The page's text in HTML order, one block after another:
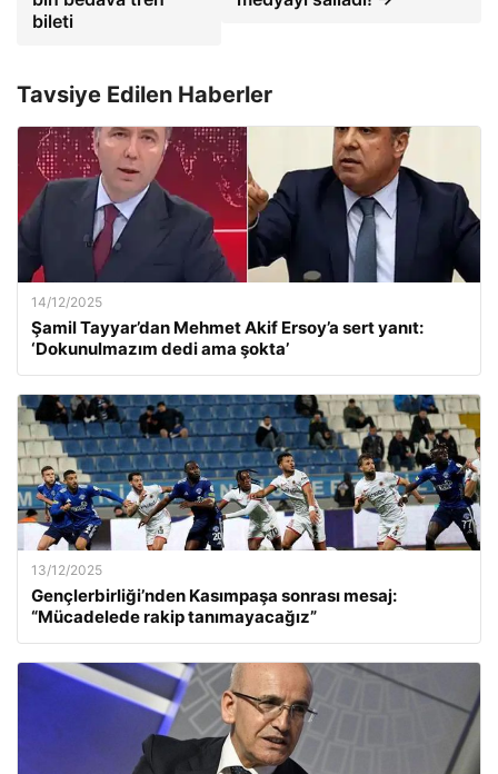
bileti
Tavsiye Edilen Haberler
14/12/2025
Şamil Tayyar’dan Mehmet Akif Ersoy’a sert yanıt:
‘Dokunulmazım dedi ama şokta’
13/12/2025
Gençlerbirliği’nden Kasımpaşa sonrası mesaj:
“Mücadelede rakip tanımayacağız”